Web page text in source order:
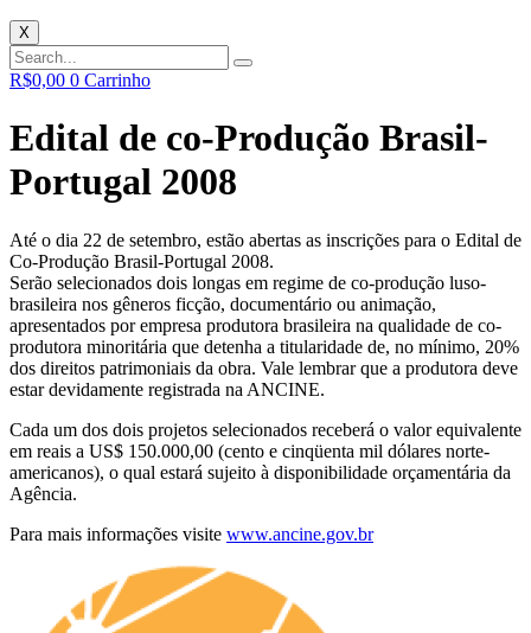
X
R$0,00 0 Carrinho
Edital de co-Produção Brasil-
Portugal 2008
Até o dia 22 de setembro, estão abertas as inscrições para o Edital de
Co-Produção Brasil-Portugal 2008.
Serão selecionados dois longas em regime de co-produção luso-
brasileira nos gêneros ficção, documentário ou animação,
apresentados por empresa produtora brasileira na qualidade de co-
produtora minoritária que detenha a titularidade de, no mínimo, 20%
dos direitos patrimoniais da obra. Vale lembrar que a produtora deve
estar devidamente registrada na ANCINE.
Cada um dos dois projetos selecionados receberá o valor equivalente
em reais a US$ 150.000,00 (cento e cinqüenta mil dólares norte-
americanos), o qual estará sujeito à disponibilidade orçamentária da
Agência.
Para mais informações visite www.ancine.gov.br